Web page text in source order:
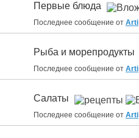
Первые блюда
Последнее сообщение от Arti
Рыба и морепродукты
Последнее сообщение от Arti
Салаты
Последнее сообщение от Arti